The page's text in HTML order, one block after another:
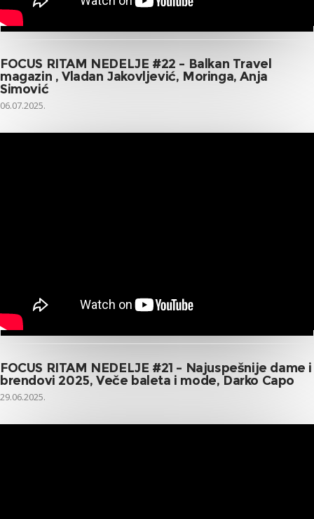
FOCUS RITAM NEDELJE #22 – Balkan Travel
magazin , Vladan Jakovljević, Moringa, Anja
Simović
06.07.2025.
FOCUS RITAM NEDELJE #21 – Najuspešnije dame i
brendovi 2025, Veče baleta i mode, Darko Capo
29.06.2025.